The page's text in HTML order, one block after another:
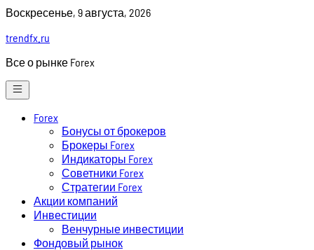
Skip
content
Воскресенье, 9 августа, 2026
trendfx.ru
Все о рынке Forex
Forex
Бонусы от брокеров
Брокеры Forex
Индикаторы Forex
Советники Forex
Стратегии Forex
Акции компаний
Инвестиции
Венчурные инвестиции
Фондовый рынок